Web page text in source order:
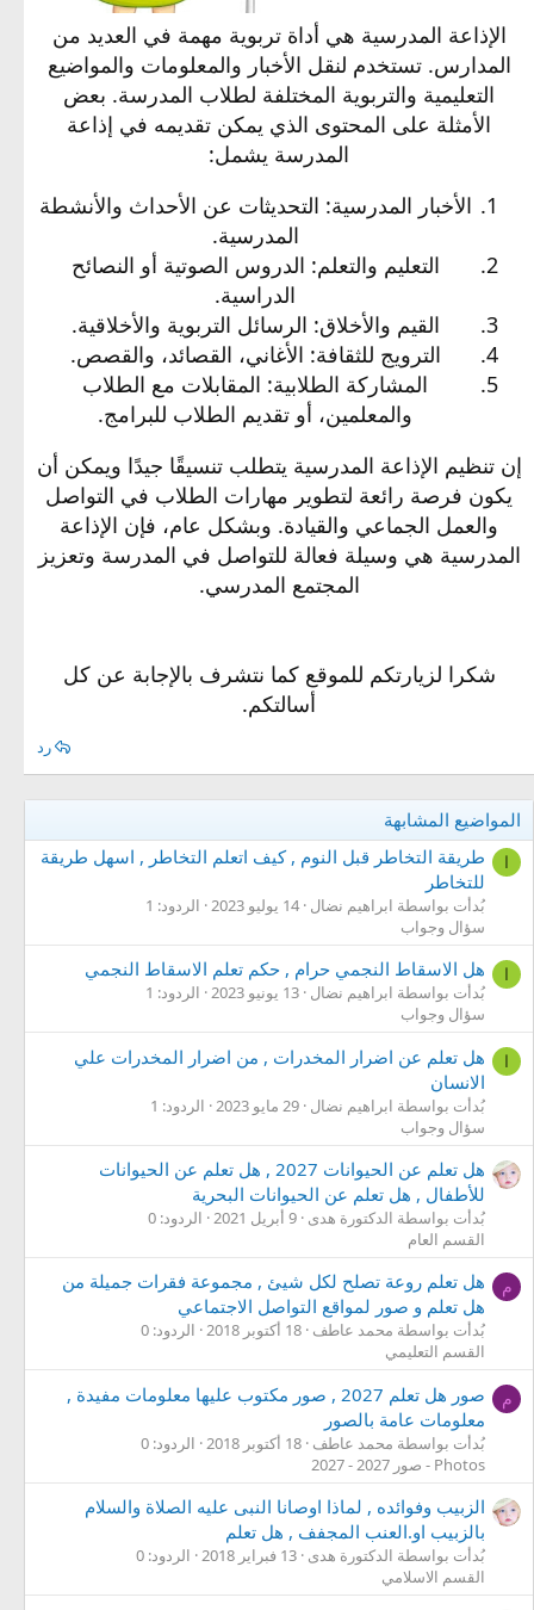
الإذاعة المدرسية هي أداة تربوية مهمة في العديد من
المدارس. تستخدم لنقل الأخبار والمعلومات والمواضيع
التعليمية والتربوية المختلفة لطلاب المدرسة. بعض
الأمثلة على المحتوى الذي يمكن تقديمه في إذاعة
المدرسة يشمل:
الأخبار المدرسية: التحديثات عن الأحداث والأنشطة
المدرسية.
التعليم والتعلم: الدروس الصوتية أو النصائح
الدراسية.
القيم والأخلاق: الرسائل التربوية والأخلاقية.
الترويج للثقافة: الأغاني، القصائد، والقصص.
المشاركة الطلابية: المقابلات مع الطلاب
والمعلمين، أو تقديم الطلاب للبرامج.
إن تنظيم الإذاعة المدرسية يتطلب تنسيقًا جيدًا ويمكن أن
يكون فرصة رائعة لتطوير مهارات الطلاب في التواصل
والعمل الجماعي والقيادة. وبشكل عام، فإن الإذاعة
المدرسية هي وسيلة فعالة للتواصل في المدرسة وتعزيز
المجتمع المدرسي.
شكرا لزيارتكم للموقع كما نتشرف بالإجابة عن كل
أسالتكم.
رد
المواضيع المشابهة
ا
طريقة التخاطر قبل النوم , كيف اتعلم التخاطر , اسهل طريقة
للتخاطر
بُدأت بواسطة ابراهيم نضال 14 يوليو 2023
الردود: 1
سؤال وجواب
ا هل الاسقاط النجمي حرام , حكم تعلم الاسقاط النجمي
بُدأت بواسطة ابراهيم نضال 13 يونيو 2023
الردود: 1
سؤال وجواب
ا
هل تعلم عن اضرار المخدرات , من اضرار المخدرات علي
الانسان
بُدأت بواسطة ابراهيم نضال 29 مايو 2023
الردود: 1
سؤال وجواب
هل تعلم عن الحيوانات 2027 , هل تعلم عن الحيوانات
للأطفال , هل تعلم عن الحيوانات البحرية
بُدأت بواسطة الدكتورة هدى 9 أبريل 2021
الردود: 0
القسم العام
م
هل تعلم روعة تصلح لكل شيئ , مجموعة فقرات جميلة من
هل تعلم و صور لمواقع التواصل الاجتماعي
بُدأت بواسطة محمد عاطف 18 أكتوبر 2018
الردود: 0
القسم التعليمي
م
صور هل تعلم 2027 , صور مكتوب عليها معلومات مفيدة ,
معلومات عامة بالصور
بُدأت بواسطة محمد عاطف 18 أكتوبر 2018
الردود: 0
Photos - صور 2027 - 2027
الزبيب وفوائده , لماذا اوصانا النبى عليه الصلاة والسلام
بالزبيب او.العنب المجفف , هل تعلم
بُدأت بواسطة الدكتورة هدى 13 فبراير 2018
الردود: 0
القسم الاسلامي